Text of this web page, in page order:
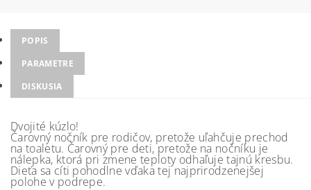
POPIS
PARAMETRE
DISKUSIA
Dvojité kúzlo!
Čarovný nočník pre rodičov, pretože uľahčuje prechod
na toaletu. Čarovný pre deti, pretože na nočníku je
nálepka, ktorá pri zmene teploty odhaľuje tajnú kresbu.
Dieťa sa cíti pohodlne vďaka tej najprirodzenejšej
polohe v podrepe.